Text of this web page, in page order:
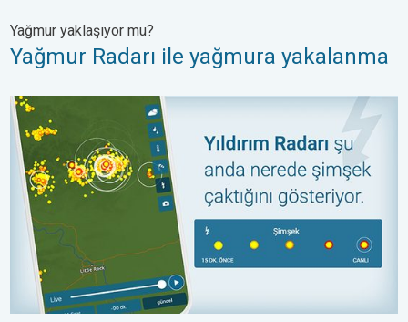
Yağmur Radarı ile yağmura yakalanma. Yağmur yaklaşıyor
Yağmur yaklaşıyor mu?
Yağmur Radarı ile yağmura yakalanma
Yıldırım radarı ile Şimşekleri takip et. Yıldırımlar nerde var?. . .